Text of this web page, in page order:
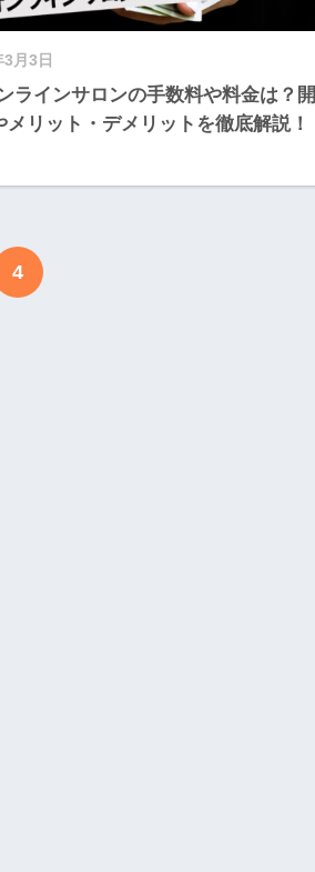
月3日
ラインサロンの手数料や料金は？開
メリット・デメリットを徹底解説！
4